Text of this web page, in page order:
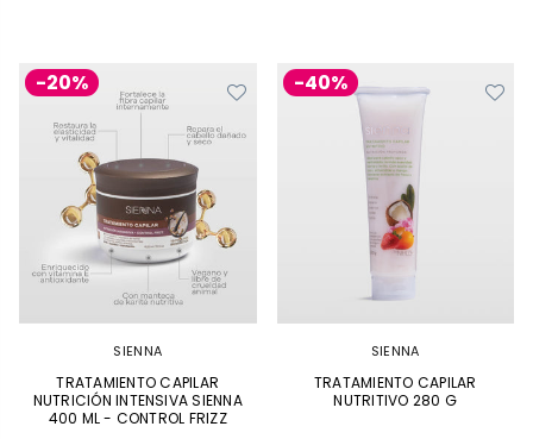
-20%
SIENNA
TRATAMIENTO CAPILAR
NUTRICIÓN INTENSIVA SIENNA
400 ML - CONTROL FRIZZ
-40%
SIENNA
TRATAMIENTO CAPILAR
NUTRITIVO 280 G